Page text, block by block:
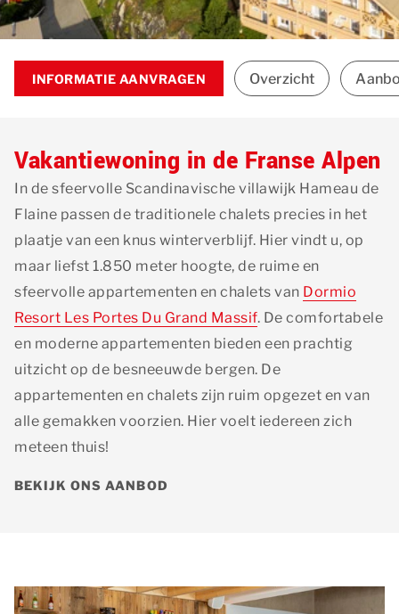
Overzicht
INFORMATIE AANVRAGEN
Vakantiewoning in de Franse Alpen
In de sfeervolle Scandinavische villawijk Hameau de
Flaine passen de traditionele chalets precies in het
plaatje van een knus winterverblijf. Hier vindt u, op
maar liefst 1.850 meter hoogte, de ruime en
sfeervolle appartementen en chalets van Dormio
Resort Les Portes Du Grand Massif. De comfortabele
en moderne appartementen bieden een prachtig
uitzicht op de besneeuwde bergen. De
appartementen en chalets zijn ruim opgezet en van
alle gemakken voorzien. Hier voelt iedereen zich
meteen thuis!
BEKIJK ONS AANBOD